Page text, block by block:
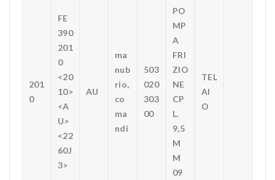
201
0
FE
390
201
0
<20
10>
<A
U>
<22
60J
3>
AU
ma
nub
rio,
co
ma
ndi
503
020
303
00
PO
MP
A
FRI
ZIO
NE
CP
L.
9,5
M
M
09
TEL
AI
O